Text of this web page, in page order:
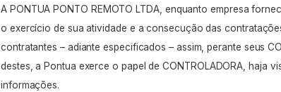
A PONTUA PONTO REMOTO LTDA, enquanto empresa
o exercício de sua atividade e a consecução das
contratantes – adiante especificados – assim, perante seus
destes, a Pontua exerce o papel de CONTROLADORA, haja
informações.